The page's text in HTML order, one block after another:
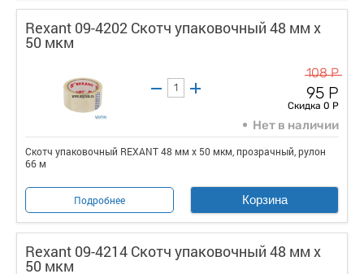
Rexant 09-4202 Скотч упаковочный 48 мм х
50 мкм
108 Р
95 Р
Скидка 0 Р
Нет в наличии
Скотч упаковочный REXANT 48 мм х 50 мкм, прозрачный, рулон
66 м
Подробнее Корзина
Rexant 09-4214 Скотч упаковочный 48 мм х
50 мкм